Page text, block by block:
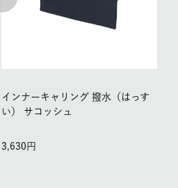
インナーキャリング 撥水（はっす
い） サコッシュ
3,630